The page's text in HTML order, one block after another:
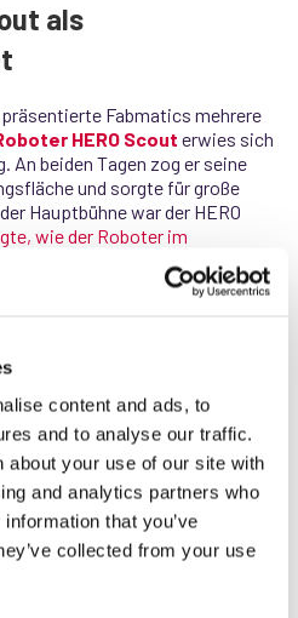
content and ads, to
and to analyse our traffic.
about your use of our site with
and analytics partners who
that you’ve
collected from your use
als
Fabmatics mehrere
HERO Scout erwies sich
An beiden Tagen zog er seine
und sorgte für große
Hauptbühne war der HERO
wie der Roboter im